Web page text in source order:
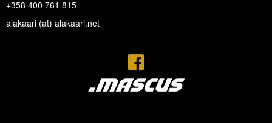
+358 400 761 815
alakaari (at) alakaari.net